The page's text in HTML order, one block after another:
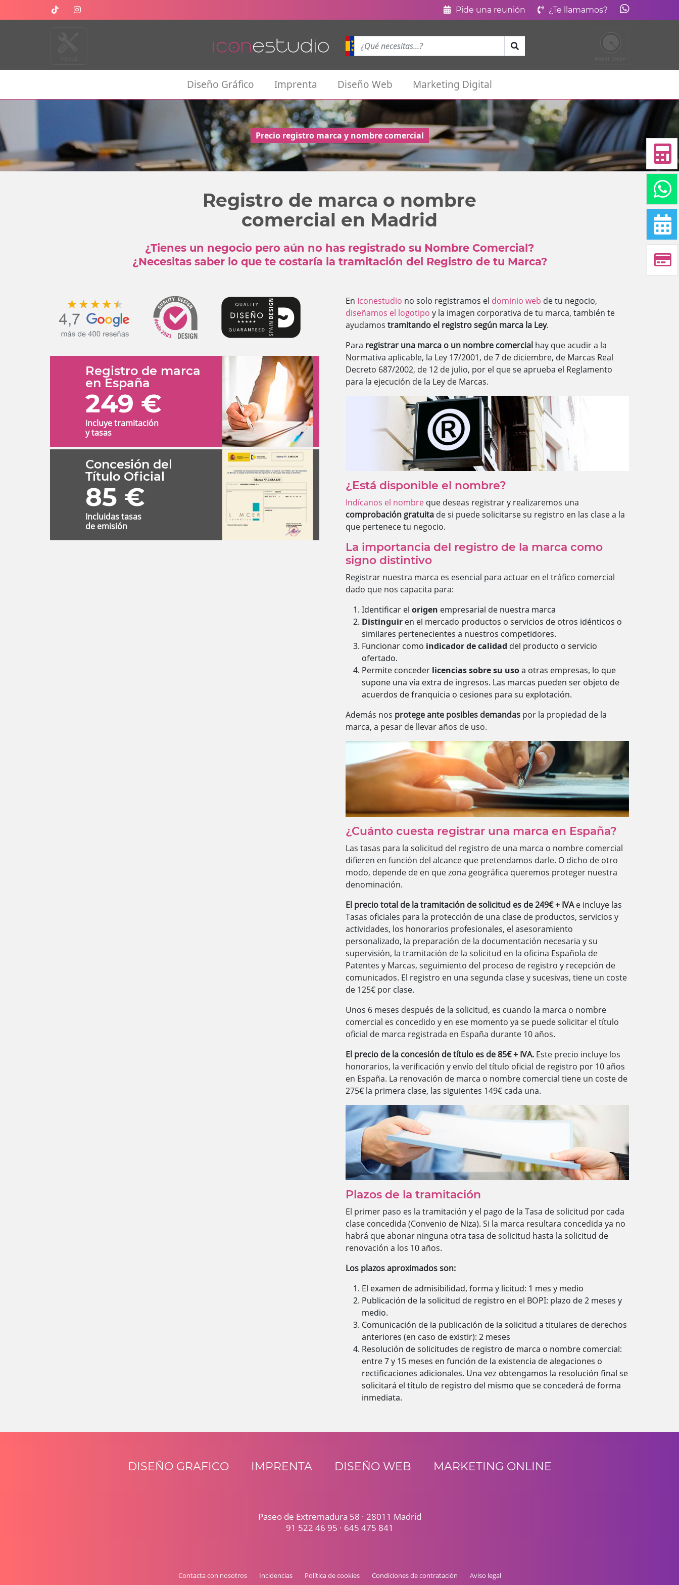
Pide una reunión ¿Te llamamos?
Diseño Gráfico Imprenta Diseño Web Marketing Digital
Precio registro marca y nombre comercial
Registro de marca o nombre
comercial en Madrid
¿Tienes un negocio pero aún no has registrado su Nombre Comercial?
¿Necesitas saber lo que te costaría la tramitación del Registro de tu Marca?
Registro de marca
en España
249 €
incluye tramitación
y tasas
Concesión del
Título Oficial
85 €
Incluidas tasas
de emisión
En Iconestudio no solo registramos el dominio web de tu negocio,
diseñamos el logotipo y la imagen corporativa de tu marca, también te
ayudamos tramitando el registro según marca la Ley.
Para registrar una marca o un nombre comercial hay que acudir a la
Normativa aplicable, la Ley 17/2001, de 7 de diciembre, de Marcas Real
Decreto 687/2002, de 12 de julio, por el que se aprueba el Reglamento
para la ejecución de la Ley de Marcas.
¿Está disponible el nombre?
Indícanos el nombre que deseas registrar y realizaremos una
comprobación gratuita de si puede solicitarse su registro en las clase a la
que pertenece tu negocio.
La importancia del registro de la marca como
signo distintivo
Registrar nuestra marca es esencial para actuar en el tráfico comercial
dado que nos capacita para:
Identificar el origen empresarial de nuestra marca
Distinguir en el mercado productos o servicios de otros idénticos o
similares pertenecientes a nuestros competidores.
Funcionar como indicador de calidad del producto o servicio
ofertado.
Permite conceder licencias sobre su usoa otras empresas, lo que
supone una vía extra de ingresos. Las marcas pueden ser objeto de
acuerdos de franquicia o cesiones para su explotación.
Además nos protege ante posibles demandas por la propiedad de la
marca, a pesar de llevar años de uso.
¿Cuánto cuesta registrar una marca en España?
Las tasas para la solicitud del registro de una marca o nombre comercial
difieren en función del alcance que pretendamos darle. O dicho de otro
modo, depende de en que zona geográfica queremos proteger nuestra
denominación.
El precio total de la tramitación de solicitud es de 249€ + IVAe incluye las
Tasas oficiales para la protección de una clase de productos, servicios y
actividades, los honorarios profesionales, el asesoramiento
personalizado, la preparación de la documentación necesaria y su
supervisión, la tramitación de la solicitud en la oficina Española de
Patentes y Marcas, seguimiento del proceso de registro y recepción de
comunicados. El registro en una segunda clase y sucesivas, tiene un coste
de 125€ por clase.
Unos 6 meses después de la solicitud, es cuando la marca o nombre
comercial es concedido y en ese momento ya se puede solicitar el título
oficial de marca registrada en España durante 10 años.
El precio de la concesión de título es de 85€ + IVA. Este precio incluye los
honorarios, la verificación y envío del título oficial de registro por 10 años
en España. La renovación de marca o nombre comercial tiene un coste de
275€ la primera clase, las siguientes 149€ cada una.
Plazos de la tramitación
El primer paso es la tramitación y el pago de la Tasa de solicitud por cada
clase concedida (Convenio de Niza). Si la marca resultara concedida ya no
habrá que abonar ninguna otra tasa de solicitud hasta la solicitud de
renovación a los 10 años.
Los plazos aproximados son:
El examen de admisibilidad, forma y licitud: 1 mes y medio
Publicación de la solicitud de registro en el BOPI: plazo de 2 meses y
medio.
Comunicación de la publicación de la solicitud a titulares de derechos
anteriores (en caso de existir): 2 meses
Resolución de solicitudes de registro de marca o nombre comercial:
entre 7 y 15 meses en función de la existencia de alegaciones o
rectificaciones adicionales. Una vez obtengamos la resolución final se
solicitará el título de registro del mismo que se concederá de forma
inmediata.
DISEÑO GRAFICO IMPRENTA DISEÑO WEB MARKETING ONLINE
Paseo de Extremadura 58 · 28011 Madrid
91 522 46 95 · 645 475 841
Contacta con nosotros Incidencias Política de cookies Condiciones de contratación Aviso legal